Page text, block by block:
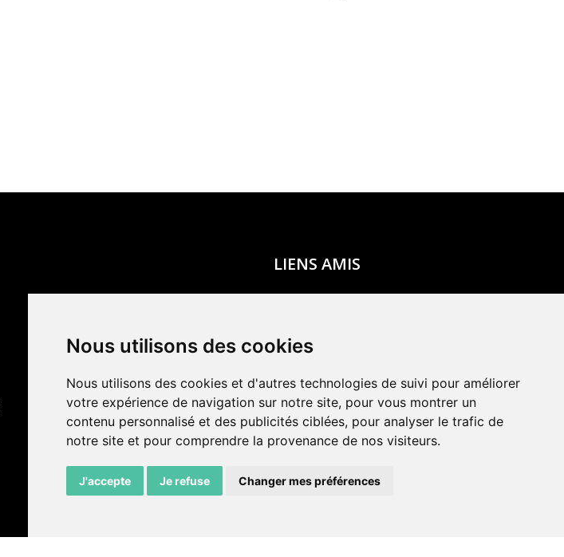
Nous utilisons des cookies
Nous utilisons des cookies et d'autres technologies de suivi pour améliorer
votre expérience de navigation sur notre site, pour vous montrer un
contenu personnalisé et des publicités ciblées, pour analyser le trafic de
notre site et pour comprendre la provenance de nos visiteurs.
J'accepte Je refuse Changer mes préférences
LIENS AMIS